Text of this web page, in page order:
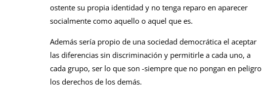
ostente su propia identidad y no tenga reparo en aparecer
socialmente como aquello o aquel que es.
Además sería propio de una sociedad democrática el aceptar
las diferencias sin discriminación y permitirle a cada uno, a
cada grupo, ser lo que son -siempre que no pongan en peligro
los derechos de los demás.